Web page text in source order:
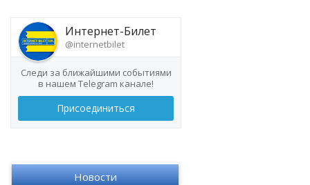
Интернет-Билет
@internetbilet
Следи за ближайшими событиями
в нашем Telegram канале!
Присоединиться
Новости